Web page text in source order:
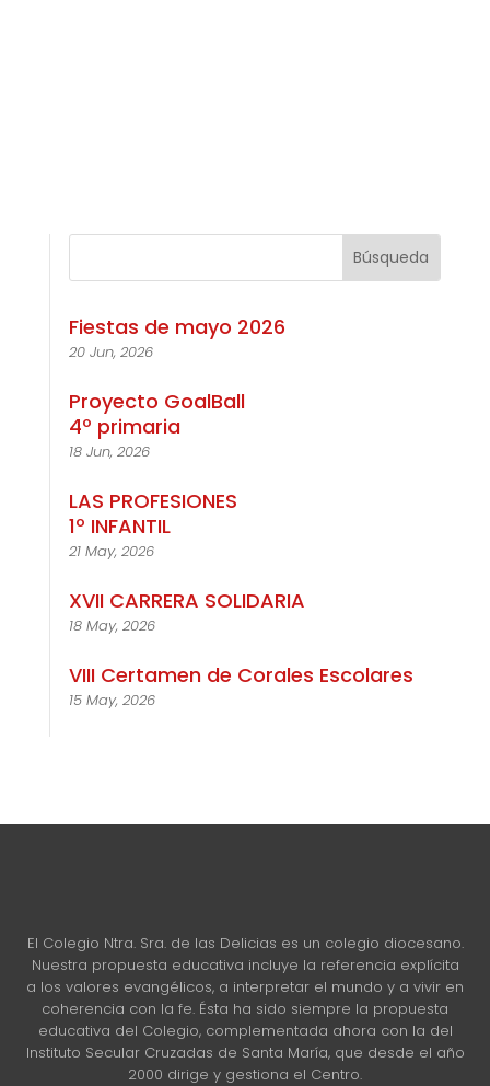
Fiestas de mayo 2026
20 Jun, 2026
Proyecto GoalBall
4º primaria
18 Jun, 2026
LAS PROFESIONES
1º INFANTIL
21 May, 2026
XVII CARRERA SOLIDARIA
18 May, 2026
VIII Certamen de Corales Escolares
15 May, 2026
El Colegio Ntra. Sra. de las Delicias es un colegio diocesano.
Nuestra propuesta educativa incluye la referencia explícita
a los valores evangélicos, a interpretar el mundo y a vivir en
coherencia con la fe. Ésta ha sido siempre la propuesta
educativa del Colegio, complementada ahora con la del
Instituto Secular Cruzadas de Santa María, que desde el año
2000 dirige y gestiona el Centro.